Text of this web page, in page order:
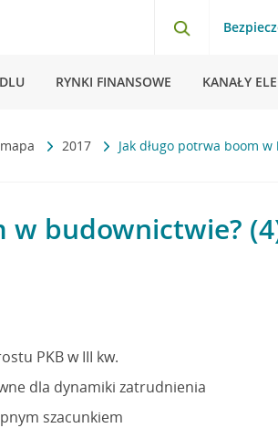
RYNKI FINANSOWE KANAŁY
2017 Jak długo potrwa boom
w budownictwie?
PKB w III kw.
dla dynamiki zatrudnienia
szacunkiem